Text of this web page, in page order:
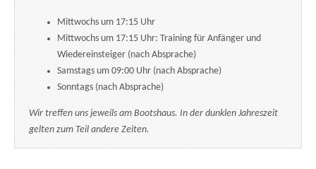
Mittwochs um 17:15 Uhr
Mittwochs um 17:15 Uhr: Training für Anfänger und
Wiedereinsteiger (nach Absprache)
Samstags um 09:00 Uhr (nach Absprache)
Sonntags (nach Absprache)
Wir treffen uns jeweils am Bootshaus. In der dunklen Jahreszeit
gelten zum Teil andere Zeiten.